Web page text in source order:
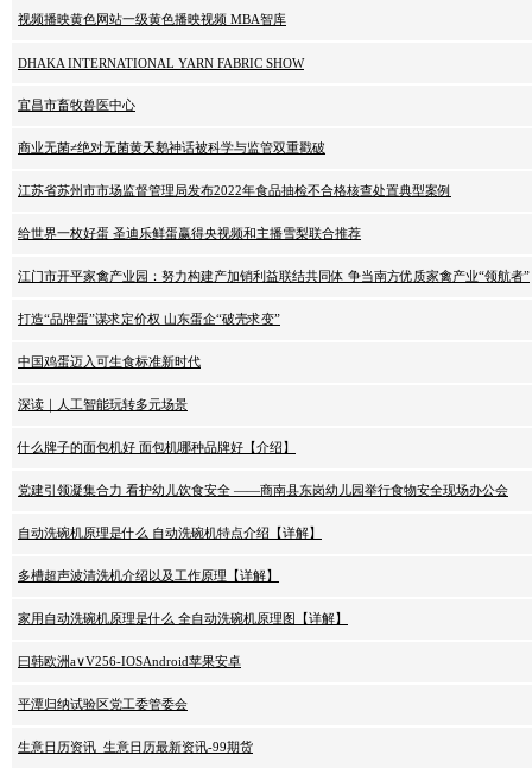
视频播映黄色网站一级黄色播映视频 MBA智库
DHAKA INTERNATIONAL YARN FABRIC SHOW
宜昌市畜牧兽医中心
商业无菌≠绝对无菌黄天鹅神话被科学与监管双重戳破
江苏省苏州市市场监督管理局发布2022年食品抽检不合格核查处置典型案例
给世界一枚好蛋 圣迪乐鲜蛋赢得央视频和主播雪梨联合推荐
江门市开平家禽产业园：努力构建产加销利益联结共同体 争当南方优质家禽产业“领航者”
打造“品牌蛋”谋求定价权 山东蛋企“破壳求变”
中国鸡蛋迈入可生食标准新时代
深读｜人工智能玩转多元场景
什么牌子的面包机好 面包机哪种品牌好【介绍】
党建引领凝集合力 看护幼儿饮食安全 ——商南县东岗幼儿园举行食物安全现场办公会
自动洗碗机原理是什么 自动洗碗机特点介绍【详解】
多槽超声波清洗机介绍以及工作原理【详解】
家用自动洗碗机原理是什么 全自动洗碗机原理图【详解】
曰韩欧洲a∨V256-IOSAndroid苹果安卓
平潭归纳试验区党工委管委会
生意日历资讯_生意日历最新资讯-99期货